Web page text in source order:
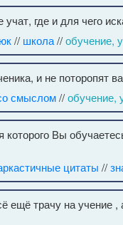
учат, где и для чего
// школа//обучение,
и не поторопят
смыслом//обучение,
Вы
цитаты //
ещё трачу на